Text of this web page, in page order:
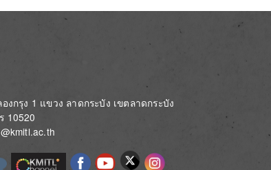
งกรุง 1 แขวง ลาดกระบัง เขตลาดกระบัง
10520
Image ImageImageImageImage